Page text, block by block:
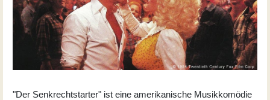
"Der Senkrechtstarter" ist eine amerikanische Musikkomödie